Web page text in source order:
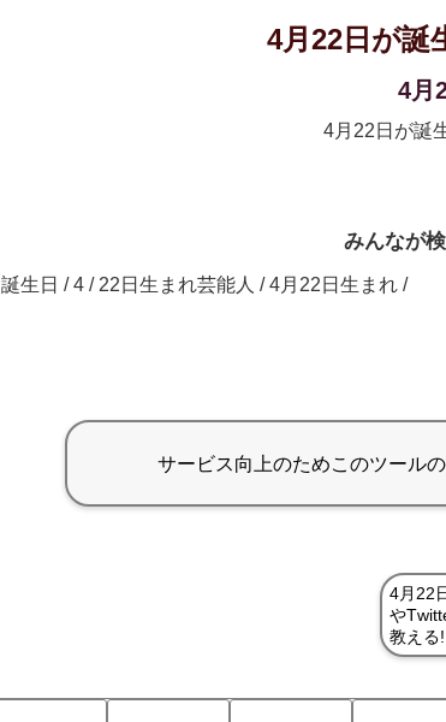
4月22日が誕
4月
4月22日が誕
みんなが
誕生日 / 4 / 22日生まれ芸能人 / 4月22日生まれ /